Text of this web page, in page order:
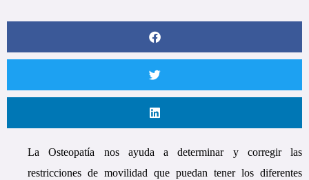
La Osteopatía nos ayuda a determinar y corregir las
restricciones de movilidad que puedan tener los diferentes